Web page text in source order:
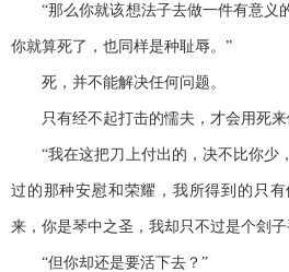
“那么你就该想法子去做一件有意义
你就算死了，也同样是种耻辱。”
死，并不能解决任何问题。
只有经不起打击的懦夫，才会用死来
“我在这把刀上付出的，决不比你少
过的那种安慰和荣耀，我所得到的只
来，你是琴中之圣，我却只不过是个刽子
“但你却还是要活下去？”